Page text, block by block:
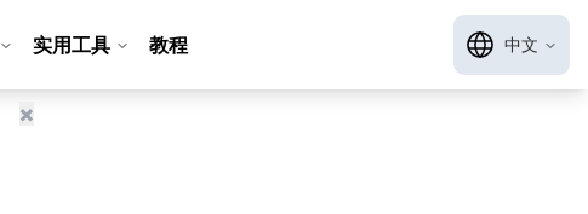
实用工具 教程 中文
✖️